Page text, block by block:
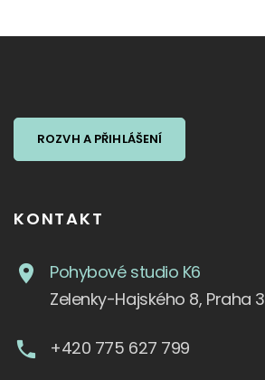
ROZVH A PŘIHLÁŠENÍ
KONTAKT
Pohybové studio K6
Zelenky-Hajského 8, Praha 3
+420 775 627 799